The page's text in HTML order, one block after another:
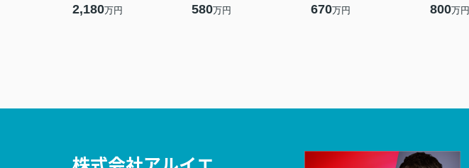
2,180万円 580万円 670万円 800万円